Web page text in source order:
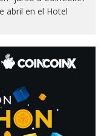
abril en el Hotel